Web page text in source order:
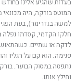
המוטס בורקה, היה
למשה בנדרימר), בעת
חלקו הקדמי, קסדתו
לדקה או שתיים.
פנימה. הוא קם על רגליו
נתפסה במסוק הבוער.
וחילץ אותו.